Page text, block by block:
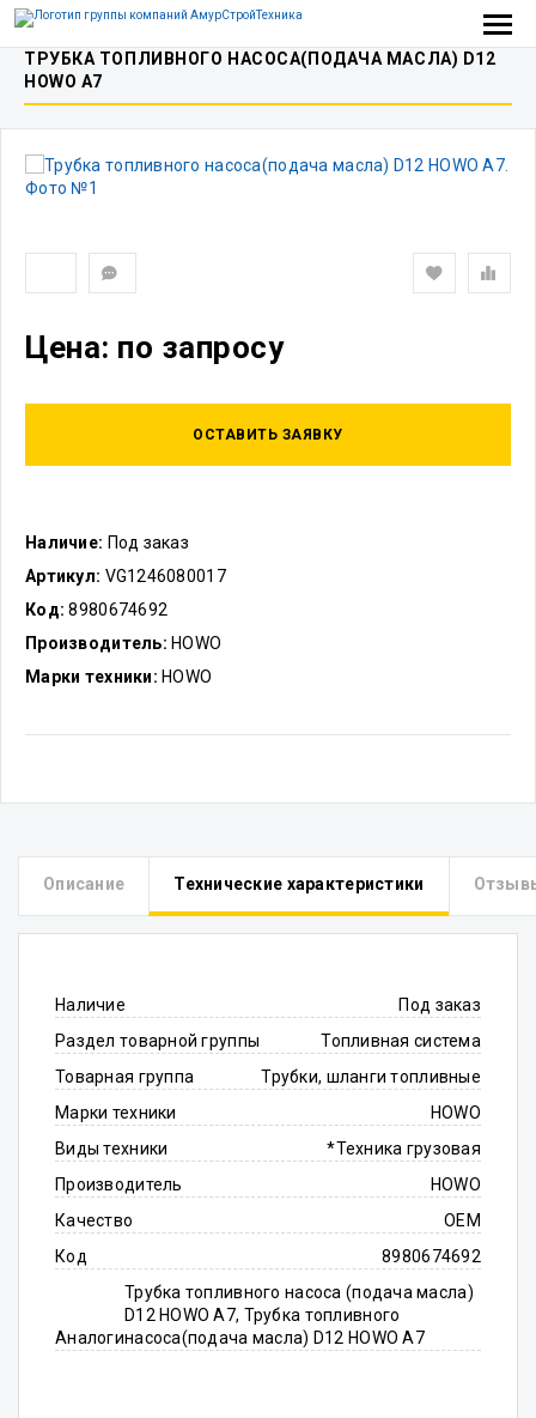
ТРУБКА ТОПЛИВНОГО НАСОСА(ПОДАЧА МАСЛА) D12
HOWO A7
Наличие: Под заказ
Артикул: VG1246080017
Код: 8980674692
Производитель: HOWO
Марки техники: HOWO
Цена: по запросу
ОСТАВИТЬ ЗАЯВКУ
Описание Технические характеристики
Наличие
Под заказ
Раздел товарной группы
Топливная система
Товарная группа
Трубки, шланги топливные
Марки техники
HOWO
Виды техники
*Техника грузовая
Производитель
HOWO
Качество
OEM
Код
8980674692
Аналоги
Трубка топливного насоса (подача масла)
D12 HOWO A7, Трубка топливного
насоса(подача масла) D12 HOWO A7